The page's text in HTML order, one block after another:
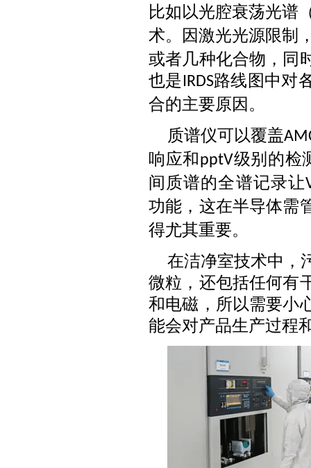
比如以光腔衰荡光谱
术。因激光光源限制
或者几种化合物，同
也是 IRDS路线图中对
合的主要原因。
质谱仪可以覆盖
响应和pptV级别的检
间质谱的全谱记录让
功能，这在半导体需
得尤其重要。
在洁净室技术中，
微粒，还包括任何有
和电磁，所以需要小
能会对产品生产过程